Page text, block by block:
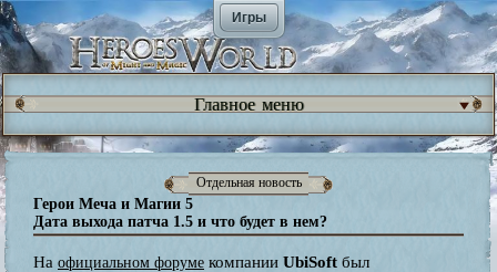
Игры
Главное меню
Отдельная новость
Герои Меча и Магии 5
Дата выхода патча 1.5 и что будет в нем?
На официальном форуме компании UbiSoft был